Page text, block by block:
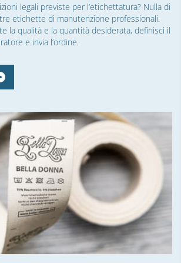
legali previste per l’etichettatura? Nulla di
etichette di manutenzione professionali.
la qualità e la quantità desiderata, definisci il
e invia l’ordine.